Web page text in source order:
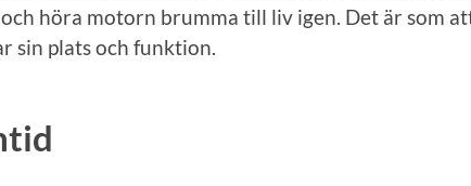
höra motorn brumma till liv igen. Det är som
sin plats och funktion.